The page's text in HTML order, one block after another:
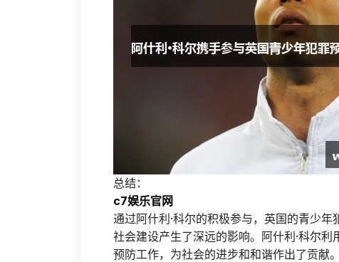
总结：
c7娱乐官网
通过阿什利·科尔的积极参与，英国的青少
社会建设产生了深远的影响。阿什利·科尔
预防工作，为社会的进步和和谐作出了贡献